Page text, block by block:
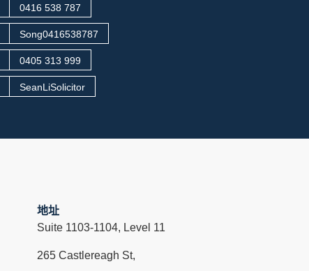
0416 538 787
Song0416538787
0405 313 999
SeanLiSolicitor
地址
Suite 1103-1104, Level 11
265 Castlereagh St,